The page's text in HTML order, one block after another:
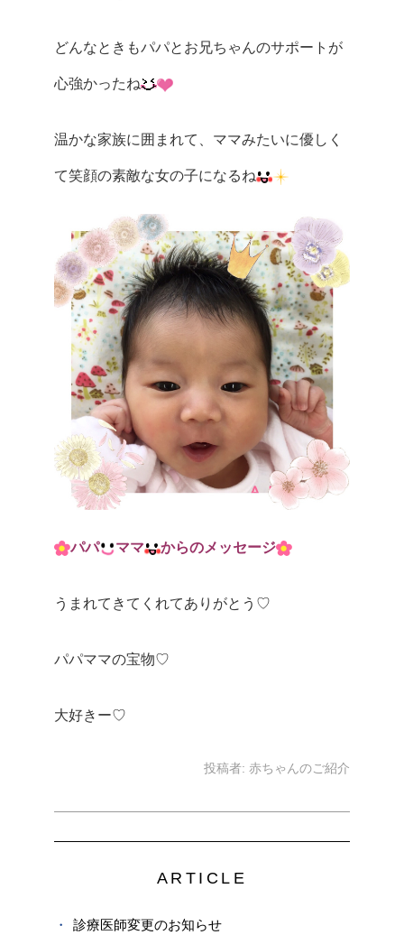
どんなときもパパとお兄ちゃんのサポートが
心強かったね
温かな家族に囲まれて、ママみたいに優しく
て笑顔の素敵な女の子になるね
パパ ママ からのメッセージ
うまれてきてくれてありがとう♡
パパママの宝物♡
大好きー♡
投稿者: 赤ちゃんのご紹介
ARTICLE
診療医師変更のお知らせ